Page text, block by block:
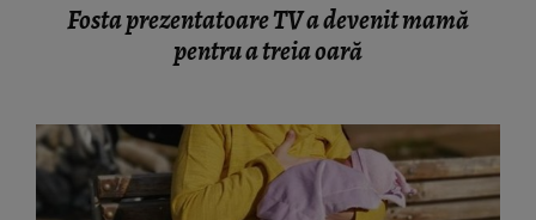
Fosta prezentatoare TV a devenit mamă
pentru a treia oară